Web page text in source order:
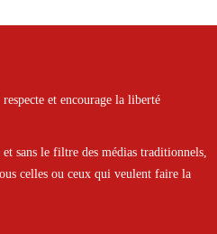
et encourage la liberté
sans le filtre des médias traditionnels,
celles ou ceux qui veulent faire la